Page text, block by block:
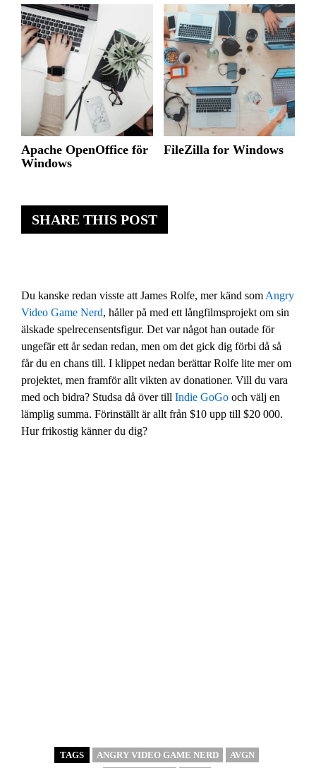
SHARE THIS POST
Du kanske redan visste att James Rolfe, mer känd som Angry
Video Game Nerd, håller på med ett långfilmsprojekt om sin
älskade spelrecensentsfigur. Det var något han outade för
ungefär ett år sedan redan, men om det gick dig förbi då så
får du en chans till. I klippet nedan berättar Rolfe lite mer om
projektet, men framför allt vikten av donationer. Vill du vara
med och bidra? Studsa då över till Indie GoGo och välj en
lämplig summa. Förinställt är allt från $10 upp till $20 000.
Hur frikostig känner du dig?
TAGS ANGRY VIDEO GAME NERD
AVGN
Apache OpenOffice för
Windows
FileZilla for Windows